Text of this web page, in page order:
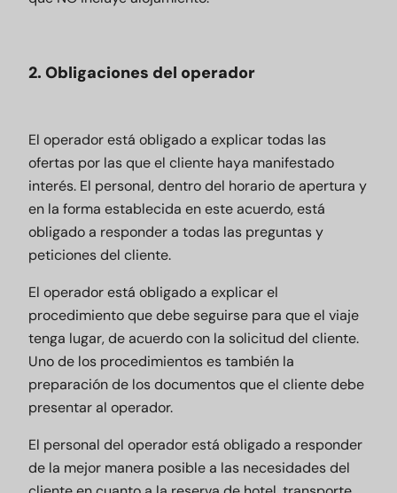
2. Obligaciones del operador
El operador está obligado a explicar todas las
ofertas por las que el cliente haya manifestado
interés. El personal, dentro del horario de apertura y
en la forma establecida en este acuerdo, está
obligado a responder a todas las preguntas y
peticiones del cliente.
El operador está obligado a explicar el
procedimiento que debe seguirse para que el viaje
tenga lugar, de acuerdo con la solicitud del cliente.
Uno de los procedimientos es también la
preparación de los documentos que el cliente debe
presentar al operador.
El personal del operador está obligado a responder
de la mejor manera posible a las necesidades del